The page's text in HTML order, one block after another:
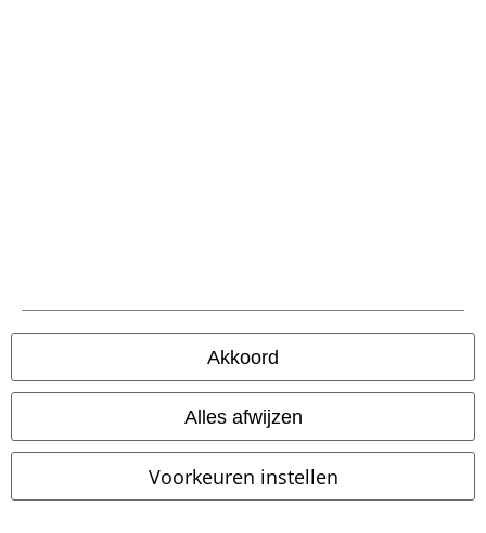
Akkoord
Alles afwijzen
Voorkeuren instellen
lange mouwen